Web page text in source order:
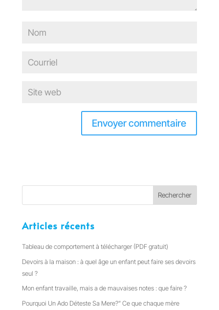
Articles récents
Tableau de comportement à télécharger (PDF gratuit)
Devoirs à la maison : à quel âge un enfant peut faire ses devoirs
seul ?
Mon enfant travaille, mais a de mauvaises notes : que faire ?
Pourquoi Un Ado Déteste Sa Mere?” Ce que chaque mère